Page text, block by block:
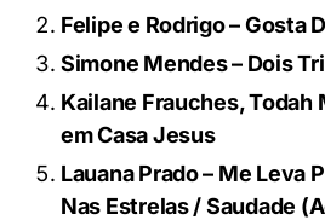
Felipe e Rodrigo – Gosta
Simone Mendes – Dois
Kailane Frauches, Todah
em Casa Jesus
Lauana Prado – Me Leva
Nas Estrelas / Saudade